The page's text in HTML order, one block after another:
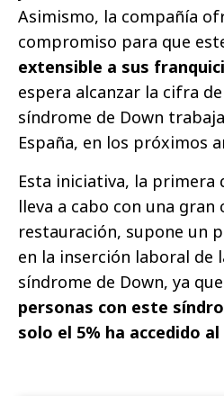
Asimismo, la compañía
compromiso para que
extensible a sus
espera alcanzar la cifra
síndrome de Down
España, en los próximos
Esta iniciativa, la primera
lleva a cabo con una gran
restauración, supone un
en la inserción laboral de
síndrome de Down, ya que
personas con este
solo el 5% ha accedido